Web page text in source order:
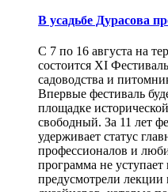
В усадьбе Дурасова
С 7 по 16 августа на
состоится XI
садоводства и
Впервые фестиваль
площадке
свободный. За 11 лет
удерживает статус
профессионалов и
программа не
предусмотрели лекции